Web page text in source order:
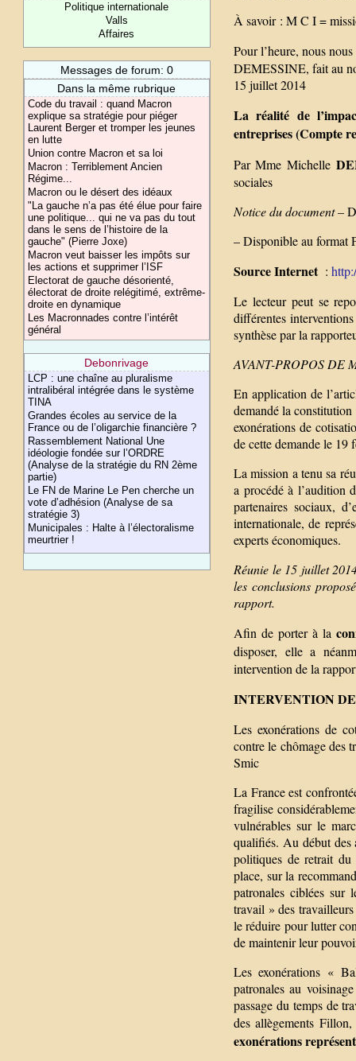
Politique internationale
Valls
Affaires
Messages de forum: 0
Dans la même rubrique
Code du travail : quand Macron
explique sa stratégie pour piéger
Laurent Berger et tromper les jeunes
en lutte
Union contre Macron et sa loi
Macron : Terriblement Ancien
Régime...
Macron ou le désert des idéaux
"La gauche n’a pas été élue pour faire
une politique... qui ne va pas du tout
dans le sens de l’histoire de la
gauche" (Pierre Joxe)
Macron veut baisser les impôts sur
les actions et supprimer l’ISF
Electorat de gauche désorienté,
électorat de droite relégitimé, extrême-
droite en dynamique
Les Macronnades contre l’intérêt
général
Debonrivage
LCP : une chaîne au pluralisme
intralibéral intégrée dans le système
TINA
Grandes écoles au service de la
France ou de l’oligarchie financière ?
Rassemblement National Une
idéologie fondée sur l’ORDRE
(Analyse de la stratégie du RN 2ème
partie)
Le FN de Marine Le Pen cherche un
vote d’adhésion (Analyse de sa
stratégie 3)
Municipales : Halte à l’électoralisme
meurtrier !
À savoir : M C I =
Pour l’heure, nous
DEMESSINE, fait au
15 juillet 2014
La réalité de
entreprises (Compte
Par Mme Michelle
sociales
Notice du document–
– Disponible au format
Source Internet :
Le lecteur peut se
différentes
synthèse par la
AVANT-PROPOS DE
En application de
demandé la
exonérations de
de cette demande le 19
La mission a tenu sa
a procédé à l’audition
partenaires sociaux,
internationale, de
experts économiques.
Réunie le 15 juillet
les conclusions
rapport.
Afin de porter à la
disposer, elle a
intervention de la
INTERVENTION
Les exonérations de
contre le chômage des
Smic
La France est
fragilise
vulnérables sur le
qualifiés. Au début des
politiques de retrait
place, sur la
patronales ciblées sur
travail » des
le réduire pour lutter
de maintenir leur
Les exonérations «
patronales au
passage du temps de
des allègements
exonérations